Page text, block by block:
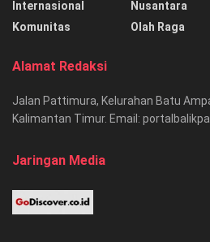
Internasional
Komunitas
Nusantara
Olah Raga
Alamat Redaksi
Jalan Pattimura, Kelurahan Batu
Kalimantan Timur. Email:
Jaringan Media